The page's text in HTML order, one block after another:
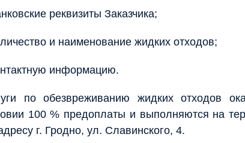
реквизиты Заказчика;
и наименование жидких отходов;
информацию.
по обезвреживанию жидких отходов
100 % предоплаты и выполняются на
г. Гродно, ул. Славинского, 4.